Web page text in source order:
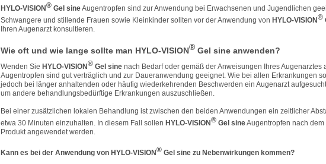
HYLO-VISION®Gel sineAugentropfen sind zur Anwendung bei Erwachsenen und Jugendlichen
Schwangere und stillende Frauen sowie Kleinkinder sollten vor der Anwendung von HYLO-VISION®
Ihren Augenarzt konsultieren.
Wie oft und wie lange sollte man HYLO-VISION®Gel sine anwenden?
Wenden Sie HYLO-VISION®Gel sinenach Bedarf oder gemäß der Anweisungen Ihres Augenarztes
Augentropfen sind gut verträglich und zur Daueranwendung geeignet. Wie bei allen Erkrankungen
jedoch bei länger anhaltenden oder häufig wiederkehrenden Beschwerden ein Augenarzt
um andere behandlungsbedürftige Erkrankungen auszuschließen.
Bei einer zusätzlichen lokalen Behandlung ist zwischen den beiden Anwendungen ein zeitlicher
etwa 30 Minuten einzuhalten. In diesem Fall sollen HYLO-VISION®Gel sineAugentropfen nach dem
Produkt angewendet werden.
Kann es bei der Anwendung von HYLO-VISION®Gel sine zu Nebenwirkungen kommen?